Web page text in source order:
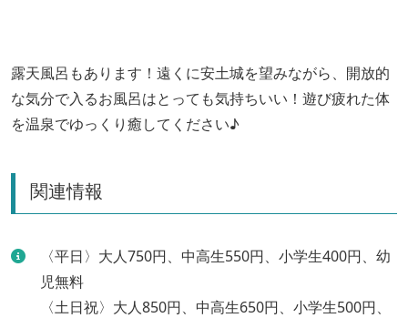
露天風呂もあります！遠くに安土城を望みながら、開放的
な気分で入るお風呂はとっても気持ちいい！遊び疲れた体
を温泉でゆっくり癒してください♪
関連情報
〈平日〉大人750円、中高生550円、小学生400円、幼
児無料
〈土日祝〉大人850円、中高生650円、小学生500円、